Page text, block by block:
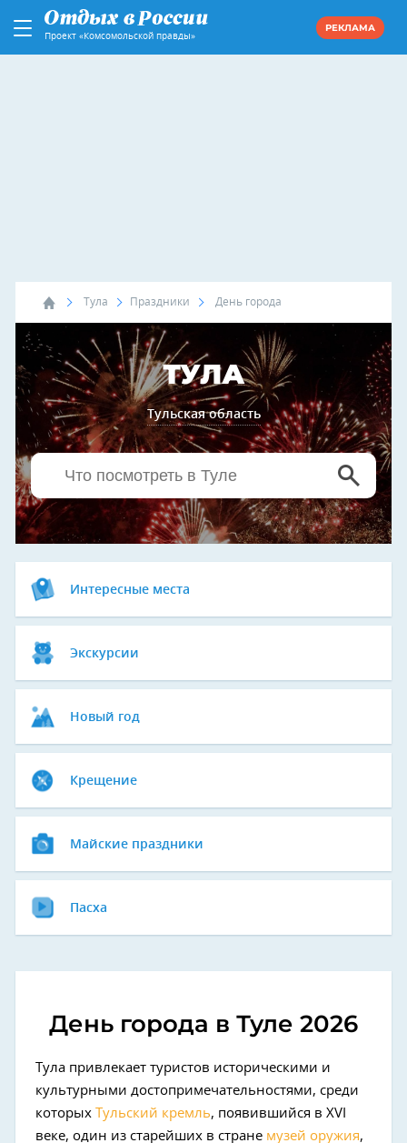
Проект «Комсомольской правды»
РЕКЛАМА
Тула Праздники День города
ТУЛА
Тульская область
Интересные места
Экскурсии
Новый год
Крещение
Майские праздники
Пасха
День города в Туле 2026
Тула привлекает туристов историческими и
культурными достопримечательностями, среди
которых
Тульский кремль, появившийся в XVI
веке, один из старейших в стране музей оружия,